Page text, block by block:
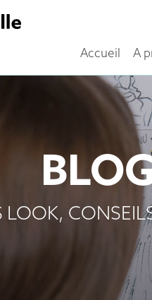
Accueil A
LOOK,